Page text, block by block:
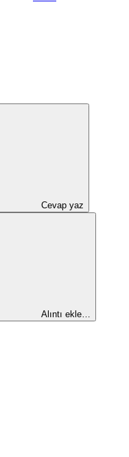
Cevap yaz
Alıntı ekle…